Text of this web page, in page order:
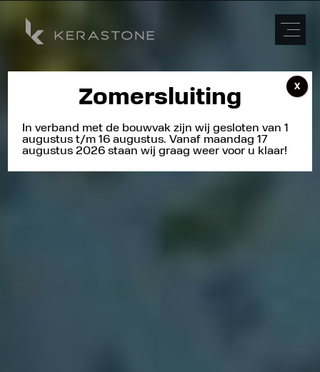
Zomersluiting
In verband met de bouwvak zijn wij gesloten van 1
augustus t/m 16 augustus. Vanaf maandag 17
augustus 2026 staan wij graag weer voor u klaar!
X